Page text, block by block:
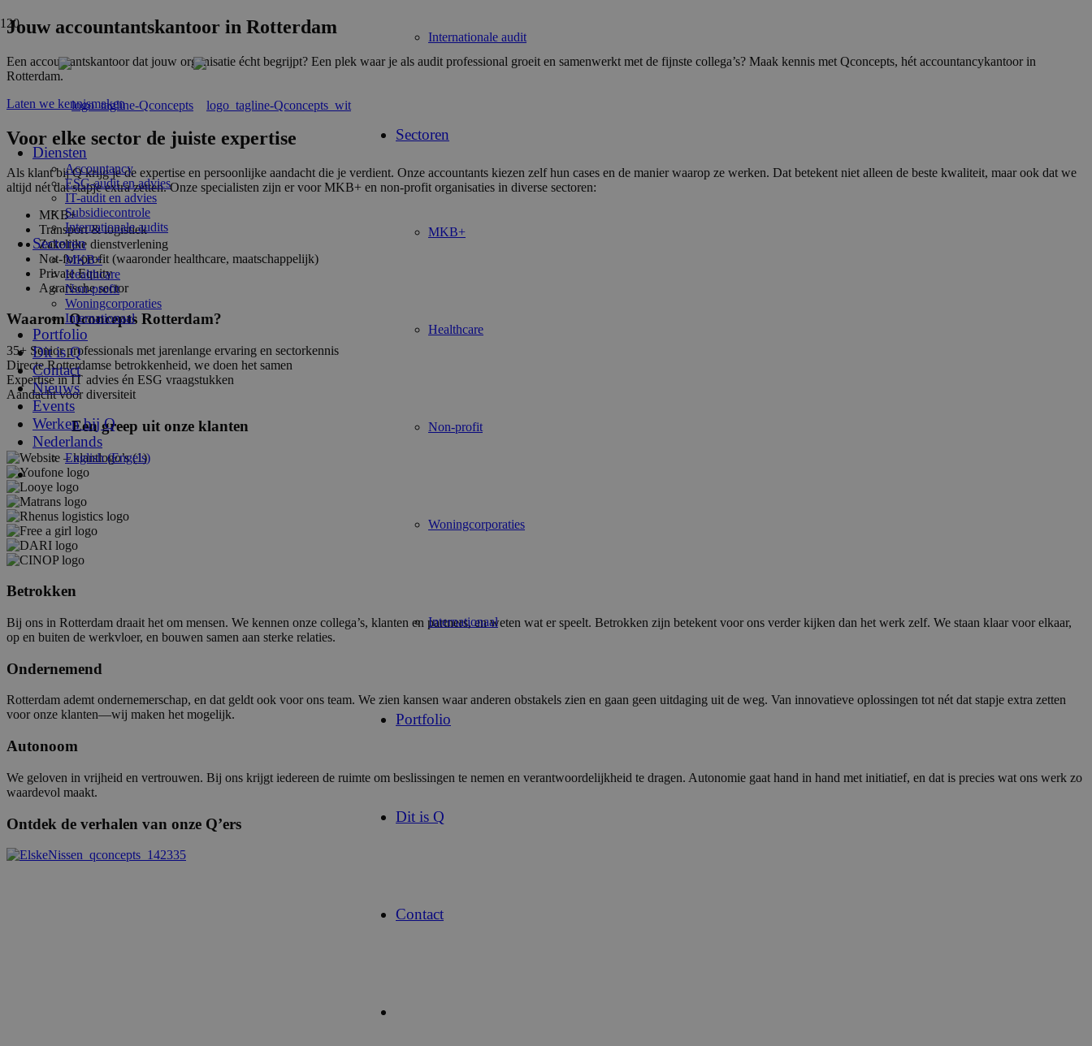
Internationale audit
Sectoren
MKB+
Healthcare
Non-profit
Woningcorporaties
Internationaal
Portfolio
Dit is Q
Contact
Diensten
Accountancy
ESG-audit en advies
IT-audit en advies
Subsidiecontrole
Internationale audits
Sectoren
MKB+
Healthcare
Non-profit
Woningcorporaties
Internationaal
Portfolio
Dit is Q
Contact
Nieuws
Events
Werken bij Q
Nederlands
English(Engels)
Jouw accountantskantoor in Rotterdam
Een accountantskantoor dat jouw organisatie écht begrijpt? Een plek waar je als audit professional groeit en samenwerkt met de fijnste collega’s? Maak kennis met Qconcepts, hét accountancykantoor in
Rotterdam.
Laten we kennismaken
Voor elke sector de juiste expertise
Als klant bij Q krijg je de expertise en persoonlijke aandacht die je verdient. Onze accountants kiezen zelf hun cases en de manier waarop ze werken. Dat betekent niet alleen de beste kwaliteit, maar ook dat we
altijd nét dat stapje extra zetten. Onze specialisten zijn er voor MKB+ en non-profit organisaties in diverse sectoren:
MKB+
Transport & logistiek
Zakelijke dienstverlening
Not-for-profit (waaronder healthcare, maatschappelijk)
Private Equity
Agrarische sector
Waarom Qconcepts Rotterdam?
35+ Senior professionals met jarenlange ervaring en sectorkennis
Directe Rotterdamse betrokkenheid, we doen het samen
Expertise in IT advies én ESG vraagstukken
Aandacht voor diversiteit
Een greep uit onze klanten
Betrokken
Bij ons in Rotterdam draait het om mensen. We kennen onze collega’s, klanten en partners, en weten wat er speelt. Betrokken zijn betekent voor ons verder kijken dan het werk zelf. We staan klaar voor elkaar,
op en buiten de werkvloer, en bouwen samen aan sterke relaties.
Ondernemend
Rotterdam ademt ondernemerschap, en dat geldt ook voor ons team. We zien kansen waar anderen obstakels zien en gaan geen uitdaging uit de weg. Van innovatieve oplossingen tot nét dat stapje extra zetten
voor onze klanten—wij maken het mogelijk.
Autonoom
We geloven in vrijheid en vertrouwen. Bij ons krijgt iedereen de ruimte om beslissingen te nemen en verantwoordelijkheid te dragen. Autonomie gaat hand in hand met initiatief, en dat is precies wat ons werk zo
waardevol maakt.
Ontdek de verhalen van onze Q’ers